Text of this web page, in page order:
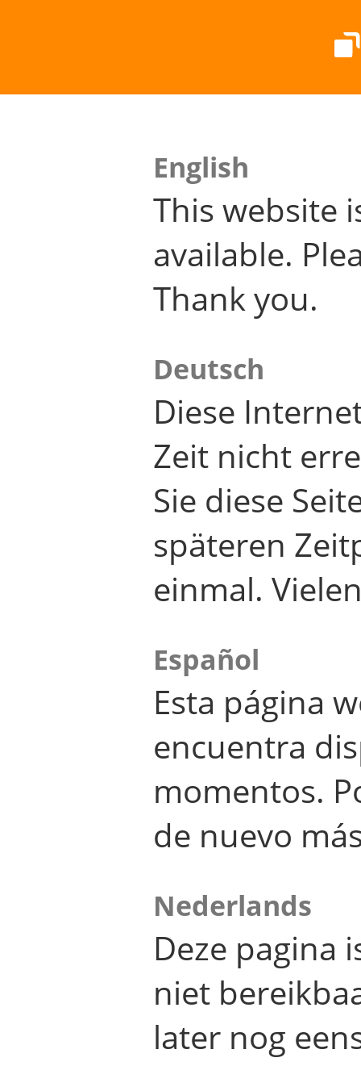
English
This website
available.
Thank you.
Deutsch
Diese
Zeit nicht
Sie diese
späteren
einmal.
Español
Esta página
encuentra
momentos.
de nuevo
Nederlands
Deze pagina
niet
later nog